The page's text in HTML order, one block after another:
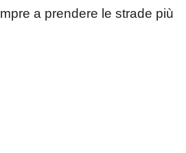
a prendere le strade più